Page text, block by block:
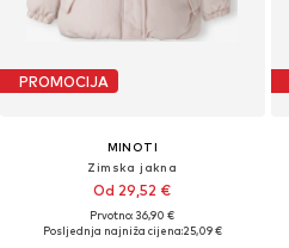
PROMOCIJA
MINOTI
Zimska jakna
Od 29,52 €
Prvotno: 36,90 €
Posljednja najniža cijena:25,09 €